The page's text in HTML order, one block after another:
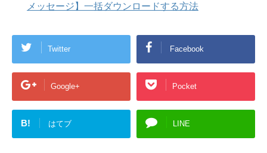
メッセージ】一括ダウンロードする方法
Twitter Facebook
Google+ Pocket
B! はてブ LINE